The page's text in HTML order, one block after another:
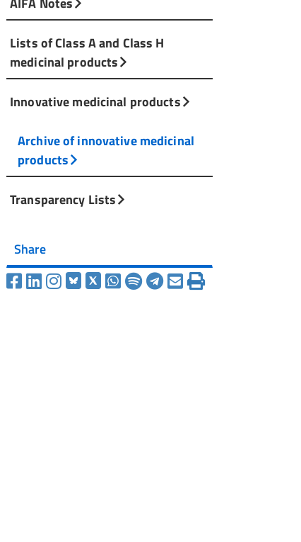
Lists of Class A and Class H
medicinal products
Innovative medicinal products
Archive of innovative medicinal
products
Transparency Lists
Share